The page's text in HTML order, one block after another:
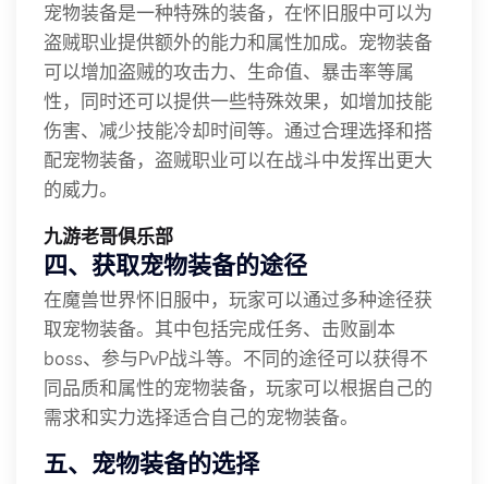
宠物装备是一种特殊的装备，在怀旧服中可以为
盗贼职业提供额外的能力和属性加成。宠物装备
可以增加盗贼的攻击力、生命值、暴击率等属
性，同时还可以提供一些特殊效果，如增加技能
伤害、减少技能冷却时间等。通过合理选择和搭
配宠物装备，盗贼职业可以在战斗中发挥出更大
的威力。
九游老哥俱乐部
四、获取宠物装备的途径
在魔兽世界怀旧服中，玩家可以通过多种途径获
取宠物装备。其中包括完成任务、击败副本
boss、参与PvP战斗等。不同的途径可以获得不
同品质和属性的宠物装备，玩家可以根据自己的
需求和实力选择适合自己的宠物装备。
五、宠物装备的选择